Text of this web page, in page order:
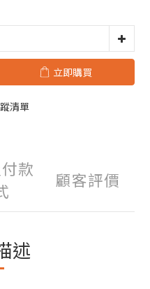
立即購買
清單
款
顧客評價
述